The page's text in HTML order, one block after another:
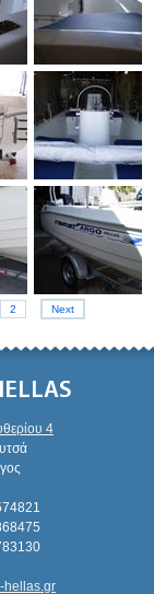
2 Next
4
hellas.gr